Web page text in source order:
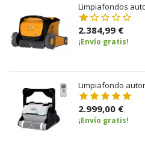
Limpiafondos
2.384,99 €
¡Envío gratis!
Limpiafondo
2.999,00 €
¡Envío gratis!